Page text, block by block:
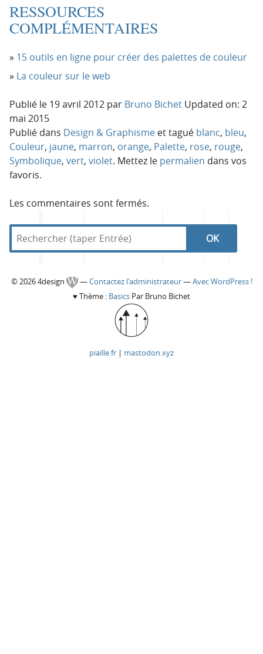
RESSOURCES
COMPLÉMENTAIRES
15 outils en ligne pour créer des palettes de couleur
La couleur sur le web
Publié le 19 avril 2012 par Bruno Bichet Updated on: 2
mai 2015
Publié dans Design & Graphisme et tagué blanc, bleu,
Couleur, jaune, marron, orange, Palette, rose, rouge,
Symbolique, vert, violet. Mettez le permalien dans vos
favoris.
Les commentaires sont fermés.
R
R
e
d
4
C
© 2026 4design —Contactez l'administrateur—Avec WordPress !
♥ Thème : Basics Par Bruno Bichet
piaille.fr | mastodon.xyz